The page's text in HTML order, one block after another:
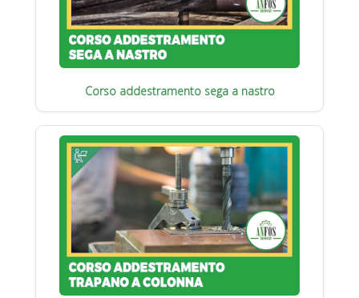
Corso addestramento sega a nastro